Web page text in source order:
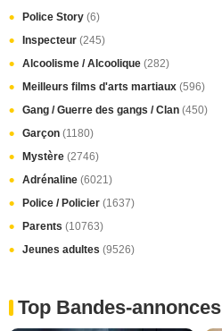
Police Story (6)
Inspecteur (245)
Alcoolisme / Alcoolique (282)
Meilleurs films d'arts martiaux (596)
Gang / Guerre des gangs / Clan (450)
Garçon (1180)
Mystère (2746)
Adrénaline (6021)
Police / Policier (1637)
Parents (10763)
Jeunes adultes (9526)
Top Bandes-annonces